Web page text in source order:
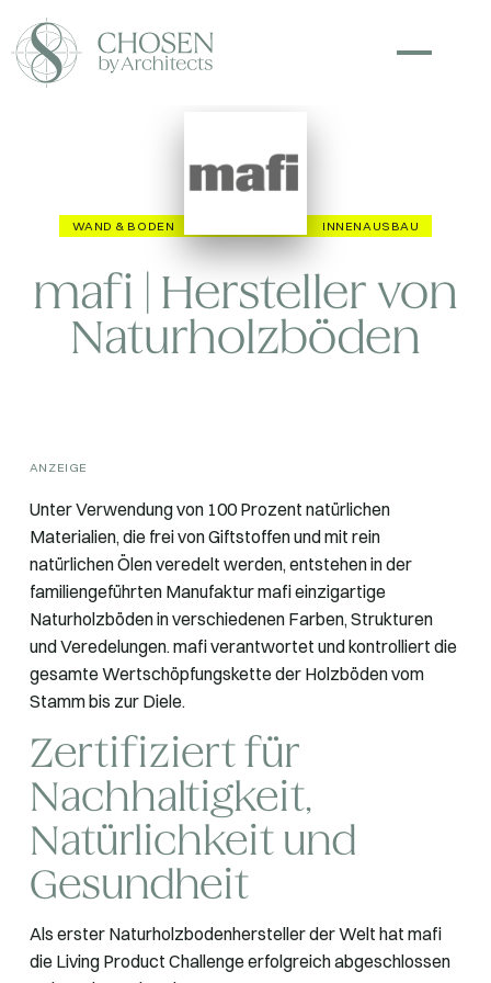
WAND & BODEN INNENAUSBAU
mafi | Hersteller von
Naturholzböden
ANZEIGE
Unter Verwendung von 100 Prozent natürlichen
Materialien, die frei von Giftstoffen und mit rein
natürlichen Ölen veredelt werden, entstehen in der
familiengeführten Manufaktur mafi einzigartige
Naturholzböden in verschiedenen Farben, Strukturen
und Veredelungen. mafi verantwortet und kontrolliert die
gesamte Wertschöpfungskette der Holzböden vom
Stamm bis zur Diele.
Zertifiziert für
Nachhaltigkeit,
Natürlichkeit und
Gesundheit
Als erster Naturholzbodenhersteller der Welt hat mafi
die Living Product Challenge erfolgreich abgeschlossen